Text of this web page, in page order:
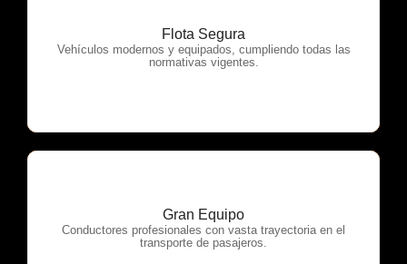
Flota Segura
Vehículos modernos y equipados, cumpliendo todas las
normativas vigentes.
OTP Servicios
Gran Equipo
Conductores profesionales con vasta trayectoria en el
transporte de pasajeros.
OTP Servicios